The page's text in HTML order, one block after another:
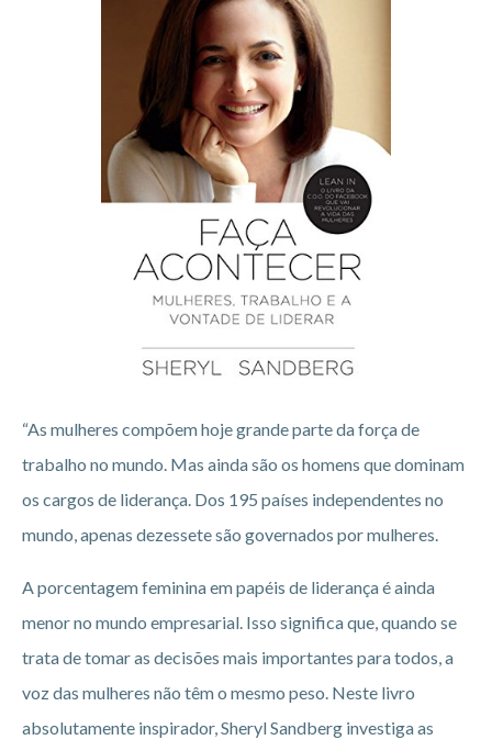
“As mulheres compõem hoje grande parte da força de
trabalho no mundo. Mas ainda são os homens que dominam
os cargos de liderança. Dos 195 países independentes no
mundo, apenas dezessete são governados por mulheres.
A porcentagem feminina em papéis de liderança é ainda
menor no mundo empresarial. Isso significa que, quando se
trata de tomar as decisões mais importantes para todos, a
voz das mulheres não têm o mesmo peso. Neste livro
absolutamente inspirador, Sheryl Sandberg investiga as